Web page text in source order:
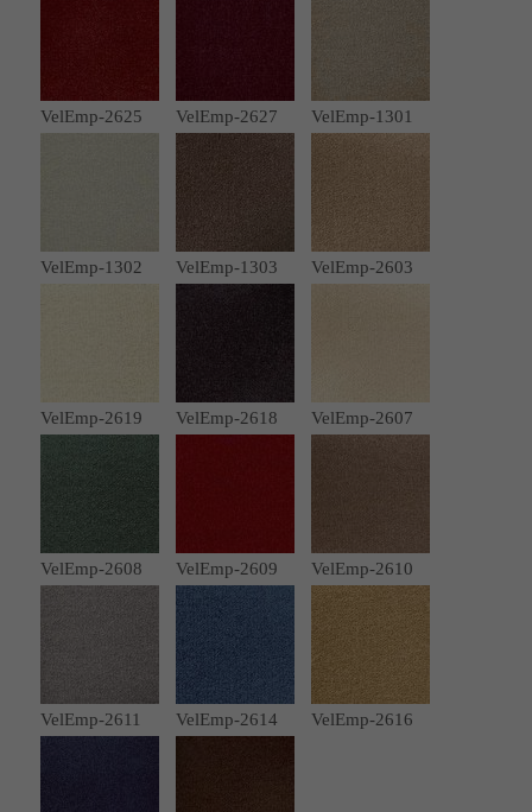
VelEmp-2625 VelEmp-2627 VelEmp-1301
VelEmp-1302 VelEmp-1303 VelEmp-2603
VelEmp-2619 VelEmp-2618 VelEmp-2607
VelEmp-2608 VelEmp-2609 VelEmp-2610
VelEmp-2611 VelEmp-2614 VelEmp-2616